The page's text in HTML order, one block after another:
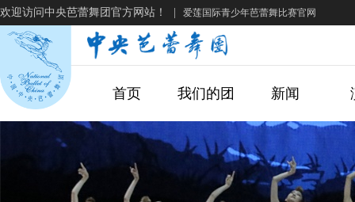
欢迎访问中央芭蕾舞团官方网站！ 爱莲国际青少年芭蕾舞比赛官网
首页 我们的团 新闻